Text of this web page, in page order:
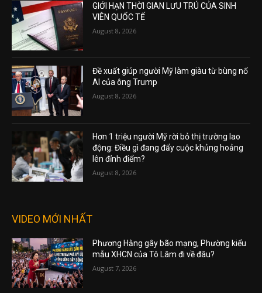
GIỚI HẠN THỜI GIAN LƯU TRÚ CỦA SINH
VIÊN QUỐC TẾ
August 8, 2026
Đề xuất giúp người Mỹ làm giàu từ bùng nổ
AI của ông Trump
August 8, 2026
Hơn 1 triệu người Mỹ rời bỏ thị trường lao
động: Điều gì đang đẩy cuộc khủng hoảng
lên đỉnh điểm?
August 8, 2026
VIDEO MỚI NHẤT
Phương Hằng gây bão mạng, Phường kiểu
mẫu XHCN của Tô Lâm đi về đâu?
August 7, 2026